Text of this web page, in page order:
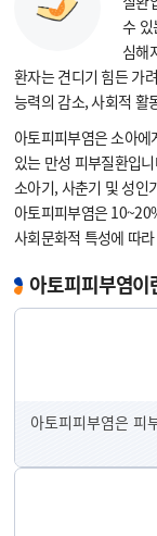
수 있
심해
환자는 견디기 힘든 가
능력의 감소, 사회적 활
아토피피부염은 소아
있는 만성 피부질환입
소아기, 사춘기 및 성인
아토피피부염은
사회문화적 특성에 따
아토피피부염
아토피피부염은 피